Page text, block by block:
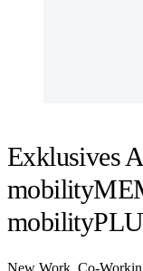
Exklusives
New Work, Co-